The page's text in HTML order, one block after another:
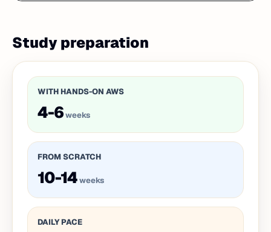
Study preparation
WITH HANDS-ON AWS
4-6weeks
FROM SCRATCH
10-14weeks
DAILY PACE